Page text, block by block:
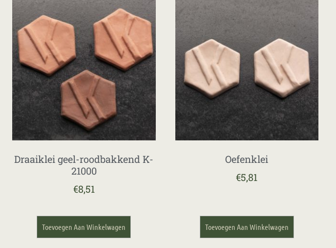
Draaiklei geel-roodbakkend K-
21000
€8,51
Toevoegen Aan Winkelwagen
Oefenklei
€5,81
Toevoegen Aan Winkelwagen